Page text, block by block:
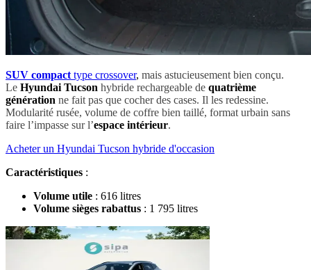
SUV compact type crossover, mais astucieusement bien conçu.
Le Hyundai Tucson hybride rechargeable de quatrième
génération ne fait pas que cocher des cases. Il les redessine.
Modularité rusée, volume de coffre bien taillé, format urbain sans
faire l’impasse sur l’espace intérieur.
Acheter un Hyundai Tucson hybride d'occasion
Caractéristiques :
Volume utile : 616 litres
Volume sièges rabattus : 1 795 litres